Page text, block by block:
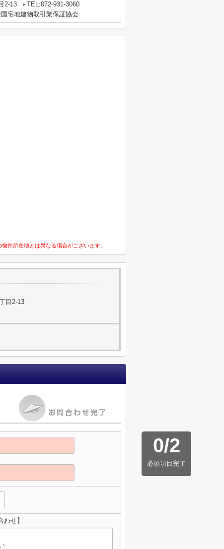
2-13
TEL:072-931-3060
宅地建物取引業保証協会
件所在地とは異なる場合がございます。
目2-13
0/2
必須項目完了
せ】